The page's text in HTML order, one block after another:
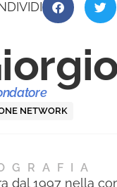
NETWORK
dal 1997 nella